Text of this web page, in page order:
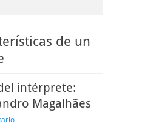
de un
intérprete:
Magalhães